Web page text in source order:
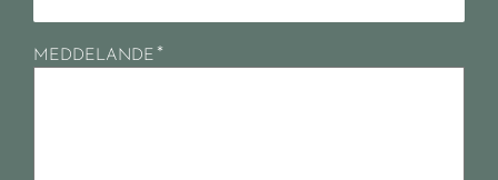
MEDDELANDE *